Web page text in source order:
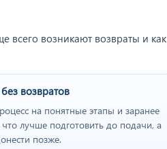
всего возникают возвраты и как
возвратов
на понятные этапы и заранее
лучше подготовить до подачи, а
позже.